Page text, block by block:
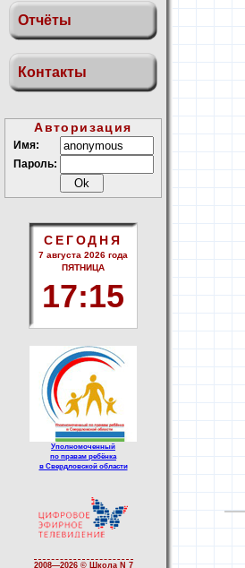
Отчёты
Контакты
Авторизация
Имя:
Пароль:
СЕГОДНЯ
7 августа 2026 года
ПЯТНИЦА
17:15
Уполномоченный
по правам ребёнка
в Свердловской области
2008—2026 © Школа N 7